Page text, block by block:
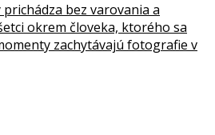
bez varovania a
okrem človeka, ktorého sa
zachytávajú fotografie v